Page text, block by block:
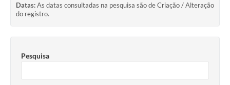
SIC
Notícias
Datas:As datas consultadas na pesquisa são de Criação / Alteração
do registro.
Pesquisa